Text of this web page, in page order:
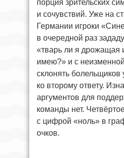
порция зрительских
и сочувствий. Уже на
Германии игроки
в очередной раз
«тварь ли я дрожащая
имею?» и с
склонять болельщиков
ко второму ответу.
аргументов для
команды нет.
с цифрой «ноль» в
очков.